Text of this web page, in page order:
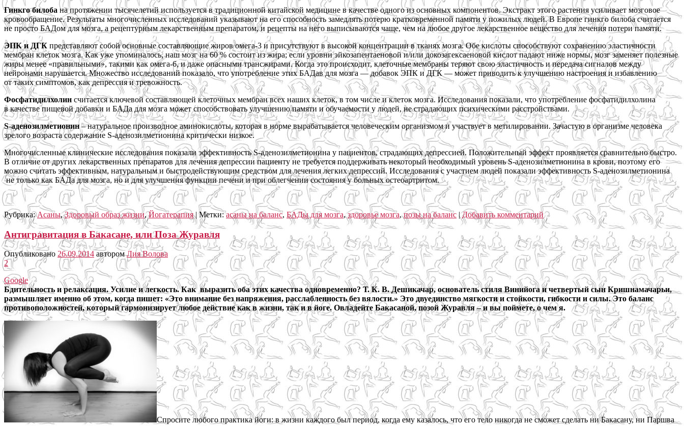
Гинкго билоба на протяжении тысячелетий используется в традиционной китайской медицине в качестве одного из основных компонентов. Экстракт этого растения усиливает мозговое
кровообращение. Результаты многочисленных исследований указывают на его способность замедлять потерю кратковременной памяти у пожилых людей. В Европе гинкго билоба считается
не просто БАДом для мозга, а рецептурным лекарственным препаратом, и рецепты на него выписываются чаще, чем на любое другое лекарственное вещество для лечения потери памяти.
ЭПК и ДГК представляют собой основные составляющие жиров омега-3 и присутствуют в высокой концентрации в тканях мозга. Обе кислоты способствуют сохранению эластичности
мембран клеток мозга. Как уже упоминалось, наш мозг на 60 % состоит из жира; если уровни эйкозапентаеновой и/или докозагексаеновой кислот падают ниже нормы, мозг заменяет полезные
жиры менее «правильными», такими как омега-6, и даже опасными трансжирами. Когда это происходит, клеточные мембраны теряют свою эластичность и передача сигналов между
нейронами нарушается. Множество исследований показало, что употребление этих БАДав для мозга — добавок ЭПК и ДГК — может приводить к улучшению настроения и избавлению
от таких симптомов, как депрессия и тревожность.
Фосфатидилхолин считается ключевой составляющей клеточных мембран всех наших клеток, в том числе и клеток мозга. Исследования показали, что употребление фосфатидилхолина
в качестве пищевой добавки и БАДа для мозга может способствовать улучшению памяти и обучаемости у людей, не страдающих психическими расстройствами.
S-аденозилметионин– натуральное производное аминокислоты, которая в норме вырабатывается человеческим организмом и участвует в метилировании. Зачастую в организме человека
зрелого возраста содержание S-аденозилметионина критически низкое.
Многочисленные клинические исследования показали эффективность S-аденозилметионина у пациентов, страдающих депрессией. Положительный эффект проявляется сравнительно быстро.
В отличие от других лекарственных препаратов для лечения депрессии пациенту не требуется поддерживать некоторый необходимый уровень S-аденозилметионина в крови, поэтому его
можно считать эффективным, натуральным и быстродействующим средством для лечения легких депрессий. Исследования с участием людей показали эффективность S-аденозилметионина
не только как БАДа для мозга, но и для улучшения функции печени и при облегчении состояния у больных остеоартритом.
Рубрика: Асаны,Здоровый образ жизни,Йогатерапия |Метки: асаны на баланс, БАДы для мозга,здоровье мозга,позы на баланс |Добавить комментарий
Антигравитация в Бакасане, или Поза Журавля
Опубликовано 26.09.2014 авторомЛия Волова
2
Google
Бдительность и релаксация. Усилие и легкость. Как выразить оба этих качества одновременно? Т. К. В. Дешикачар, основатель стиля Винийога и четвертый сын Кришнамачарьи,
размышляет именно об этом, когда пишет: «Это внимание без напряжения, расслабленность без вялости.» Это двуединство мягкости и стойкости, гибкости и силы. Это баланс
противоположностей, который гармонизирует любое действие как в жизни, так и в йоге. Овладейте Бакасаной, позой Журавля – и вы поймете, о чем я.
Спросите любого практика йоги: в жизни каждого был период, когда ему казалось, что его тело никогда не сможет сделать ни Бакасану, ни Паршва